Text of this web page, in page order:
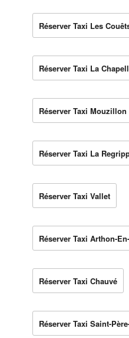
Réserver Taxi Les
Réserver Taxi La
Réserver Taxi Mouzillon
Réserver Taxi La
Réserver Taxi Vallet
Réserver Taxi Arthon-
Réserver Taxi Chauvé
Réserver Taxi Saint-